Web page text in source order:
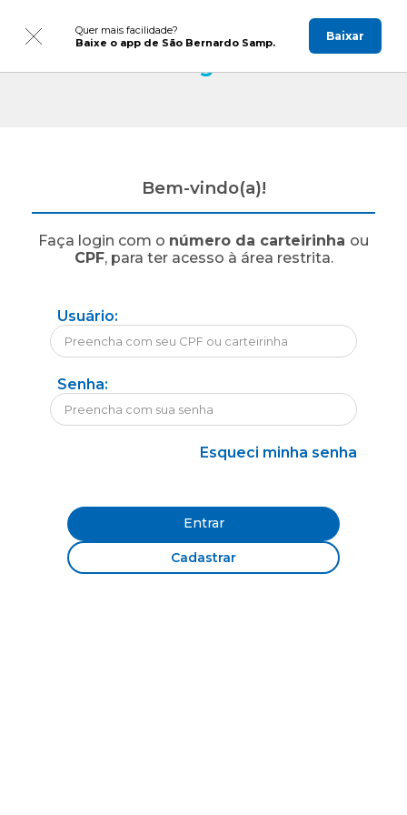
Quer mais facilidade?
Baixe o app de São Bernardo Samp.
Baixar
Bem-vindo(a)!
Faça login com o número da carteirinha ou
CPF, para ter acesso à área restrita.
Usuário:
Senha:
Esqueci minha senha
Entrar
Cadastrar